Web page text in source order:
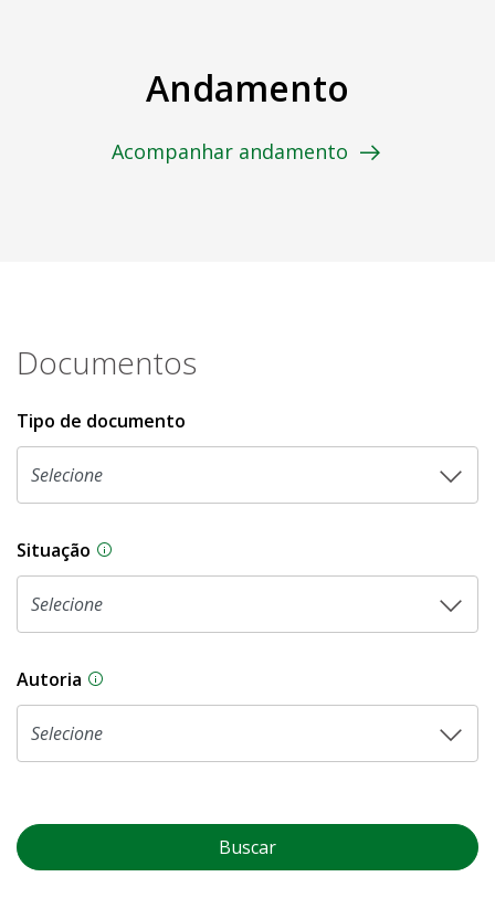
Andamento
Acompanhar andamento
Documentos
Tipo de documento
Situação Na CLDF, as proposições legislativas
Autoria As proposições legislativas na CLDF podem
Buscar